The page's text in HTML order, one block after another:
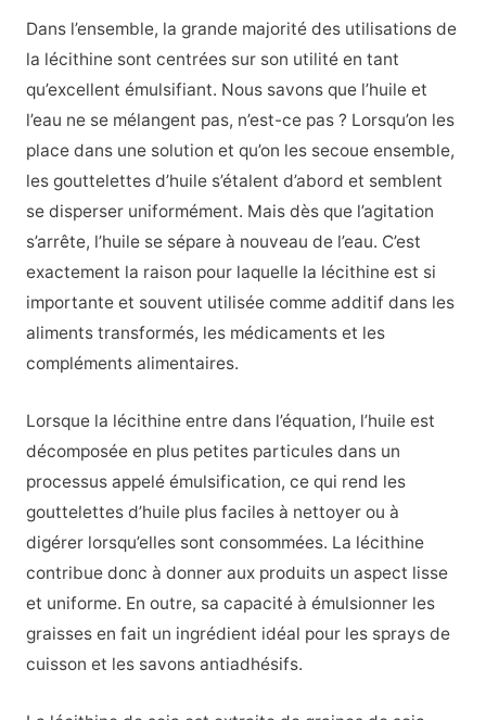
Dans l’ensemble, la grande majorité des utilisations de
la lécithine sont centrées sur son utilité en tant
qu’excellent émulsifiant. Nous savons que l’huile et
l’eau ne se mélangent pas, n’est-ce pas ? Lorsqu’on les
place dans une solution et qu’on les secoue ensemble,
les gouttelettes d’huile s’étalent d’abord et semblent
se disperser uniformément. Mais dès que l’agitation
s’arrête, l’huile se sépare à nouveau de l’eau. C’est
exactement la raison pour laquelle la lécithine est si
importante et souvent utilisée comme additif dans les
aliments transformés, les médicaments et les
compléments alimentaires.
Lorsque la lécithine entre dans l’équation, l’huile est
décomposée en plus petites particules dans un
processus appelé émulsification, ce qui rend les
gouttelettes d’huile plus faciles à nettoyer ou à
digérer lorsqu’elles sont consommées. La lécithine
contribue donc à donner aux produits un aspect lisse
et uniforme. En outre, sa capacité à émulsionner les
graisses en fait un ingrédient idéal pour les sprays de
cuisson et les savons antiadhésifs.